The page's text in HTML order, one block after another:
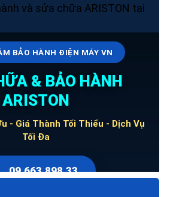
BẢO HÀNH ĐIỆN MÁY VN
& BẢO HÀNH
ARISTON
- Giá Thành Tối Thiểu - Dịch Vụ
Tối Đa
09.663.898.33